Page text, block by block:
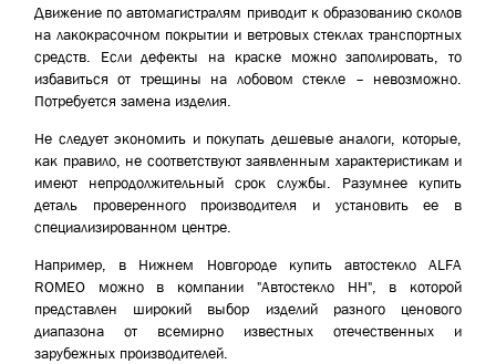
Движение по автомагистралям приводит к образованию сколов
на лакокрасочном покрытии и ветровых стеклах транспортных
средств. Если дефекты на краске можно заполировать, то
избавиться от трещины на лобовом стекле – невозможно.
Потребуется замена изделия.
Не следует экономить и покупать дешевые аналоги, которые,
как правило, не соответствуют заявленным характеристикам и
имеют непродолжительный срок службы. Разумнее купить
деталь проверенного производителя и установить ее в
специализированном центре.
Например, в Нижнем Новгороде купить автостекло ALFA
ROMEO можно в компании "Автостекло НН", в которой
представлен широкий выбор изделий разного ценового
диапазона от всемирно известных отечественных и
зарубежных производителей.